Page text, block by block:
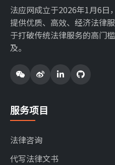
法应网成立于2026年1月6日
提供优质、高效、经济法律
于打破传统法律服务的高门
及。
服务项目
法律咨询
代写法律文书